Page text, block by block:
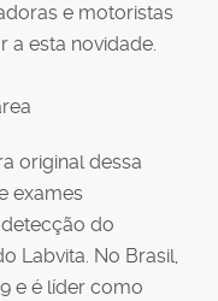
e motoristas
a esta novidade.
original dessa
exames
do
Labvita. No Brasil,
e é líder como